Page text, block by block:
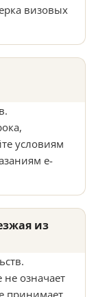
визовых
условиям
e-
из
означает
принимает